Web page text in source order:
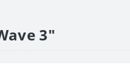
3"